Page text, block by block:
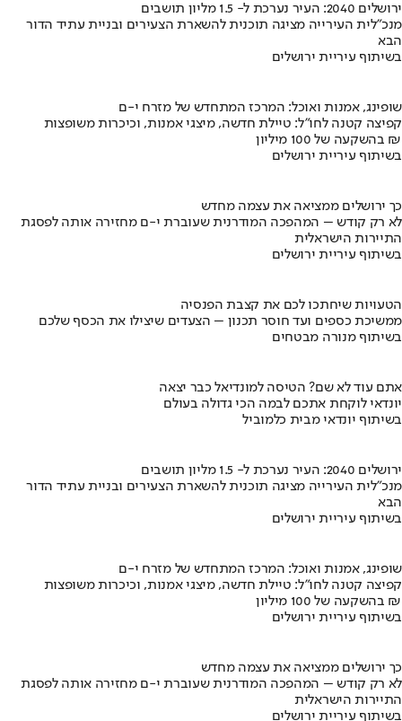
ירושלים 2040: העיר נערכת ל- 1.5 מליון תושבים
מנכ"לית העירייה מציגה תוכנית להשארת הצעירים ובניית עתיד הדור
הבא
בשיתוף עיריית ירושלים
שופינג, אמנות ואוכל: המרכז המתחדש של מזרח י-ם
קפיצה קטנה לחו"ל: טיילת חדשה, מיצגי אמנות, וכיכרות משופצות
בהשקעה של 100 מיליון ₪
בשיתוף עיריית ירושלים
כך ירושלים ממציאה את עצמה מחדש
לא רק קודש – המהפכה המודרנית שעוברת י-ם מחזירה אותה לפסגת
התיירות הישראלית
בשיתוף עיריית ירושלים
הטעויות שיחתכו לכם את קצבת הפנסיה
ממשיכת כספים ועד חוסר תכנון – הצעדים שיצילו את הכסף שלכם
בשיתוף מנורה מבטחים
אתם עוד לא שם? הטיסה למונדיאל כבר יצאה
יונדאי לוקחת אתכם לבמה הכי גדולה בעולם
בשיתוף יונדאי מבית כלמוביל
ירושלים 2040: העיר נערכת ל- 1.5 מליון תושבים
מנכ"לית העירייה מציגה תוכנית להשארת הצעירים ובניית עתיד הדור
הבא
בשיתוף עיריית ירושלים
שופינג, אמנות ואוכל: המרכז המתחדש של מזרח י-ם
קפיצה קטנה לחו"ל: טיילת חדשה, מיצגי אמנות, וכיכרות משופצות
בהשקעה של 100 מיליון ₪
בשיתוף עיריית ירושלים
כך ירושלים ממציאה את עצמה מחדש
לא רק קודש – המהפכה המודרנית שעוברת י-ם מחזירה אותה לפסגת
התיירות הישראלית
בשיתוף עיריית ירושלים